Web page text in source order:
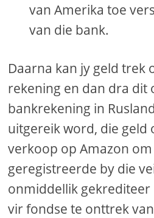
van Amerika toe
van die bank.
Daarna kan jy geld trek
rekening en dan dra dit
bankrekening in
uitgereik word, die geld
verkoop op Amazon
geregistreerde by die
onmiddellik gekrediteer
vir fondse te onttrek